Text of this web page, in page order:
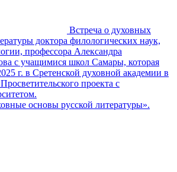
Встреча о духовных
доктора филологических наук,
профессора Александра
с учащимися школ Самары, которая
г. в Сретенской духовной академии в
проекта с
основы русской литературы».